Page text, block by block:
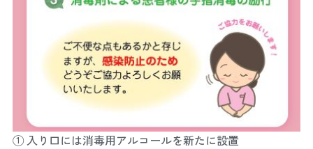
① 入り口には消毒用アルコールを新たに設置